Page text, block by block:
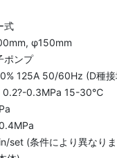
式
φ150mm
ポンプ
125A 50/60Hz (D種接
0.2?-0.3MPa 15-30℃
set (条件により異なり